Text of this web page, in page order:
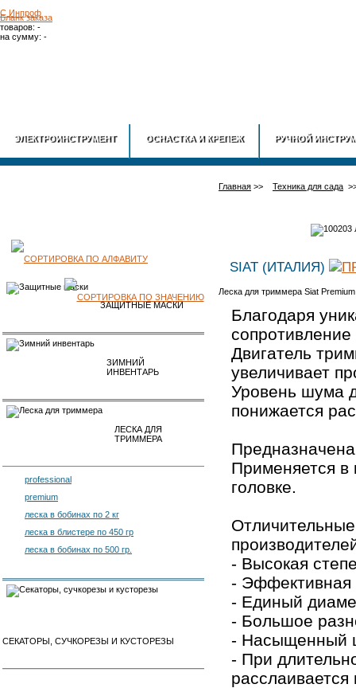
Бланк заказа
товаров: -
на сумму: -
ЭЛЕКТРОИНСТРУМЕНТ ОСНАСТКА И КРЕПЕЖ РУЧНОЙ
ПРОДУКЦИИ
ЗАЩИТНЫЕ МАСКИ
ЗИМНИЙ
ИНВЕНТАРЬ
ЛЕСКА ДЛЯ
ТРИММЕРА
professional
premium
леска в бобинах по 2 кг
леска в блистере по 450 гр
леска в бобинах по 500 гр.
СЕКАТОРЫ, СУЧКОРЕЗЫ И КУСТОРЕЗЫ
Главная >> Техника для сада
SIAT (ИТАЛИЯ)
Леска для триммера Siat
Благодаря
сопротивление
Двигатель
увеличивает
Уровень шума
понижается
Применяется
головке.
- Высокая
- Эффективная
- Единый
- Большое
- Насыщенный
- При
расслаивается